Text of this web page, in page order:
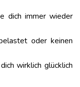
dich immer wieder
oder keinen
wirklich glücklich